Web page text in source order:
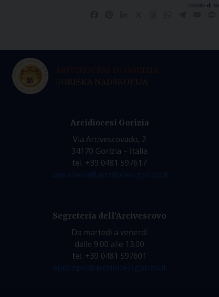
condividi su
Arcidiocesi Gorizia
Via Arcivescovado, 2
34170 Gorizia – Italia
tel. +39 0481 597617
cancelleria@arcidiocesi.gorizia.it
Segreteria dell’Arcivescovo
Da martedì a venerdì
dalle 9.00 alle 13.00
tel. +39 0481 597601
episcopio@arcidiocesi.gorizia.it